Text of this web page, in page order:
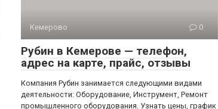
Кемерово 0
Рубин в Кемерове — телефон,
адрес на карте, прайс, отзывы
Компания Рубин занимается следующими видами
деятельности: Оборудование, Инструмент, Ремонт
промышленного оборудования. Узнать цены, график